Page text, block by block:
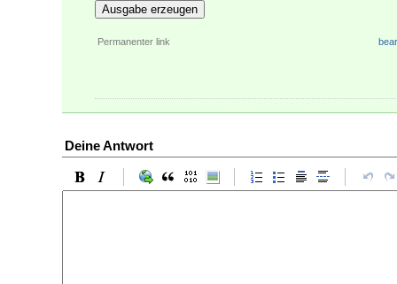
Ausgabe erzeugen
Permanenter link
Deine Antwort